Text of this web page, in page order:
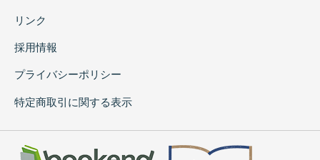
リンク
採用情報
プライバシーポリシー
特定商取引に関する表示